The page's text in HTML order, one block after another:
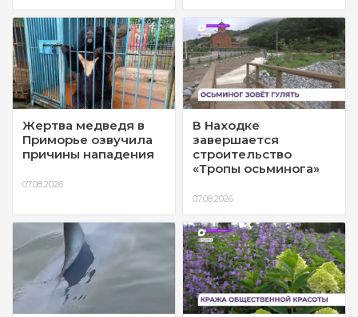
Жертва медведя в
Приморье озвучила
причины нападения
07.08.2026
В Находке
завершается
строительство
«Тропы осьминога»
07.08.2026